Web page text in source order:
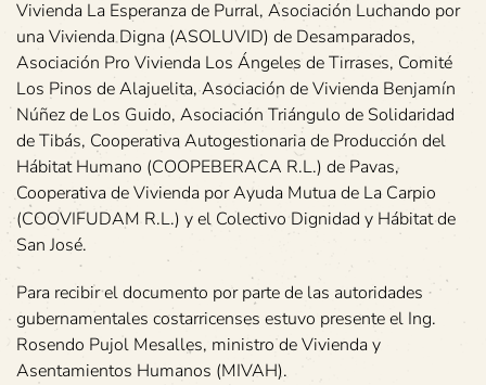
Vivienda La Esperanza de Purral, Asociación Luchando por
una Vivienda Digna (ASOLUVID) de Desamparados,
Asociación Pro Vivienda Los Ángeles de Tirrases, Comité
Los Pinos de Alajuelita, Asociación de Vivienda Benjamín
Núñez de Los Guido, Asociación Triángulo de Solidaridad
de Tibás, Cooperativa Autogestionaria de Producción del
Hábitat Humano (COOPEBERACA R.L.) de Pavas,
Cooperativa de Vivienda por Ayuda Mutua de La Carpio
(COOVIFUDAM R.L.) y el Colectivo Dignidad y Hábitat de
San José.
Para recibir el documento por parte de las autoridades
gubernamentales costarricenses estuvo presente el Ing.
Rosendo Pujol Mesalles, ministro de Vivienda y
Asentamientos Humanos (MIVAH).